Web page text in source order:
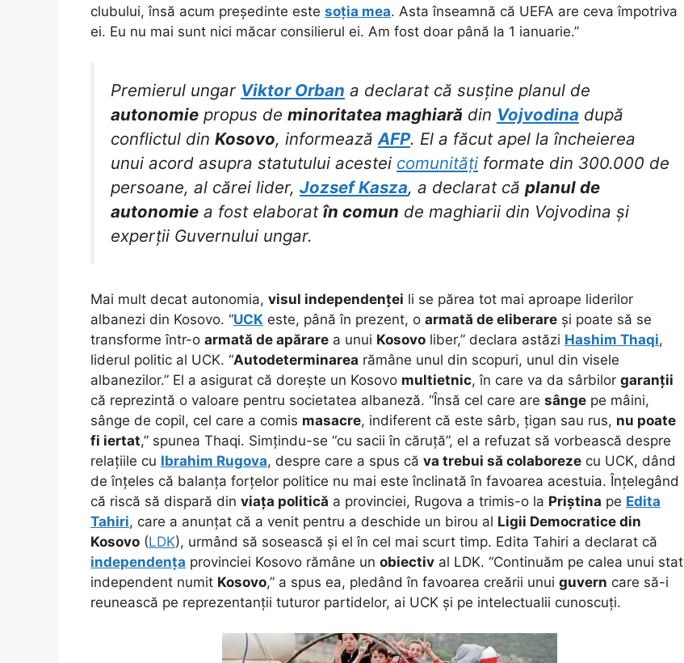
clubului, însă acum președinte este soția mea. Asta înseamnă că UEFA are ceva împotriva
ei. Eu nu mai sunt nici măcar consilierul ei. Am fost doar până la 1 ianuarie.”
Premierul ungar Viktor Orban a declarat că susține planul de
autonomie propus de minoritatea maghiară din Vojvodina după
conflictul din Kosovo, informeazăAFP. El a făcut apel la încheierea
unui acord asupra statutului acestei comunități formate din 300.000 de
persoane, al cărei lider, Jozsef Kasza, a declarat că planul de
autonomie a fost elaborat în comun de maghiarii din Vojvodina și
experții Guvernului ungar.
Mai mult decat autonomia, visul independenței li se părea tot mai aproape liderilor
albanezi din Kosovo. “UCK este, până în prezent, o armată de eliberare și poate să se
transforme într-o armată de apărare a unui Kosovo liber,” declara astăzi Hashim Thaqi,
liderul politic al UCK. “Autodeterminarea rămâne unul din scopuri, unul din visele
albanezilor.” El a asigurat că dorește un Kosovo multietnic, în care va da sârbilor garanții
că reprezintă o valoare pentru societatea albaneză. “Însă cel care are sânge pe mâini,
sânge de copil, cel care a comis masacre, indiferent că este sârb, țigan sau rus, nu poate
fi iertat,” spunea Thaqi. Simțindu-se “cu sacii în căruță”, el a refuzat să vorbească despre
relațiile cu Ibrahim Rugova, despre care a spus că va trebui să colaboreze cu UCK, dând
de înțeles că balanța forțelor politice nu mai este înclinată în favoarea acestuia. Înțelegând
că riscă să dispară din viața politică a provinciei, Rugova a trimis-o la Priștina pe Edita
Tahiri, care a anunțat că a venit pentru a deschide un birou al Ligii Democratice din
Kosovo (LDK), urmând să sosească și el în cel mai scurt timp. Edita Tahiri a declarat că
independența provinciei Kosovo rămâne un obiectiv al LDK. “Continuăm pe calea unui stat
independent numit Kosovo,” a spus ea, pledând în favoarea creării unui guvern care să-i
reunească pe reprezentanții tuturor partidelor, ai UCK și pe intelectualii cunoscuți.